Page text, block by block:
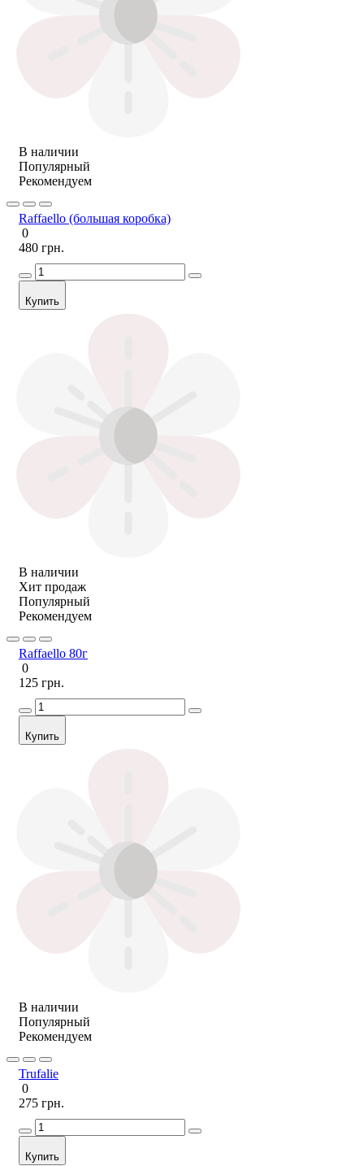
В наличии
Популярный
Рекомендуем
Raffaello (большая коробка)
0
480 грн.
Купить
В наличии
Хит продаж
Популярный
Рекомендуем
Raffaello 80г
0
125 грн.
Купить
В наличии
Популярный
Рекомендуем
Trufalie
0
275 грн.
Купить